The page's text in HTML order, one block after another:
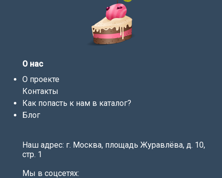
О нас
О проекте
Контакты
Как попасть к нам в каталог?
Блог
Наш адрес: г. Москва, площадь Журавлёва, д. 10,
стр. 1
Мы в соцсетях: